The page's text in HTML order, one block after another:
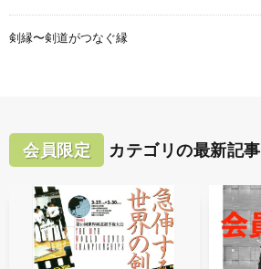
剣縁〜剣道がつなぐ縁
会員限定 カテゴリの最新記事